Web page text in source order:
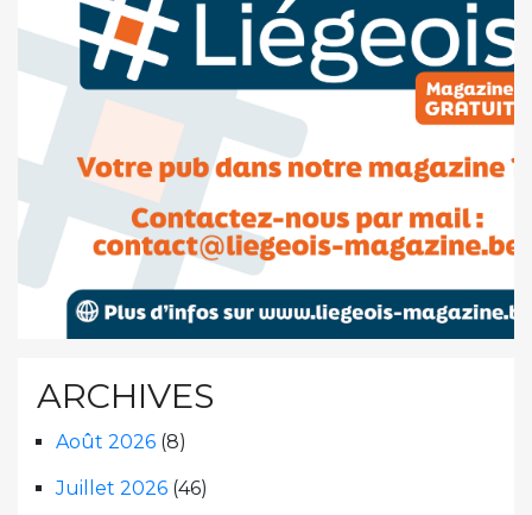
ARCHIVES
Août 2026 (8)
Juillet 2026 (46)